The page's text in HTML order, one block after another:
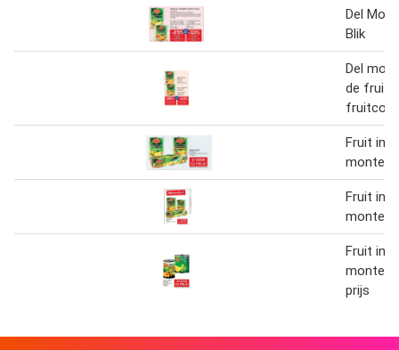
Del
Blik
Del
de fruits
Fruit in
monte
Fruit in
monte
Fruit in
monte
prijs